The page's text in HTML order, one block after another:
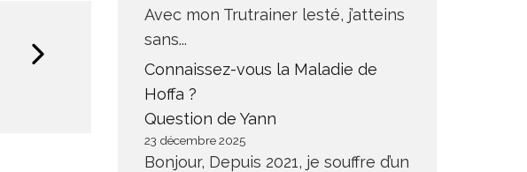
Avec mon Trutrainer lesté, j’atteins
sans...
Connaissez-vous la Maladie de
Hoffa ?
Question de Yann
23 décembre 2025
Bonjour, Depuis 2021, je souffre d’un